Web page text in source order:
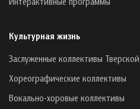
Культурная жизнь
Заслуженные коллективы
Хореографические коллективы
Вокально-хоровые коллективы